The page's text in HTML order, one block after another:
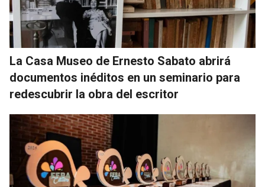
La Casa Museo de Ernesto Sabato abrirá
documentos inéditos en un seminario para
redescubrir la obra del escritor